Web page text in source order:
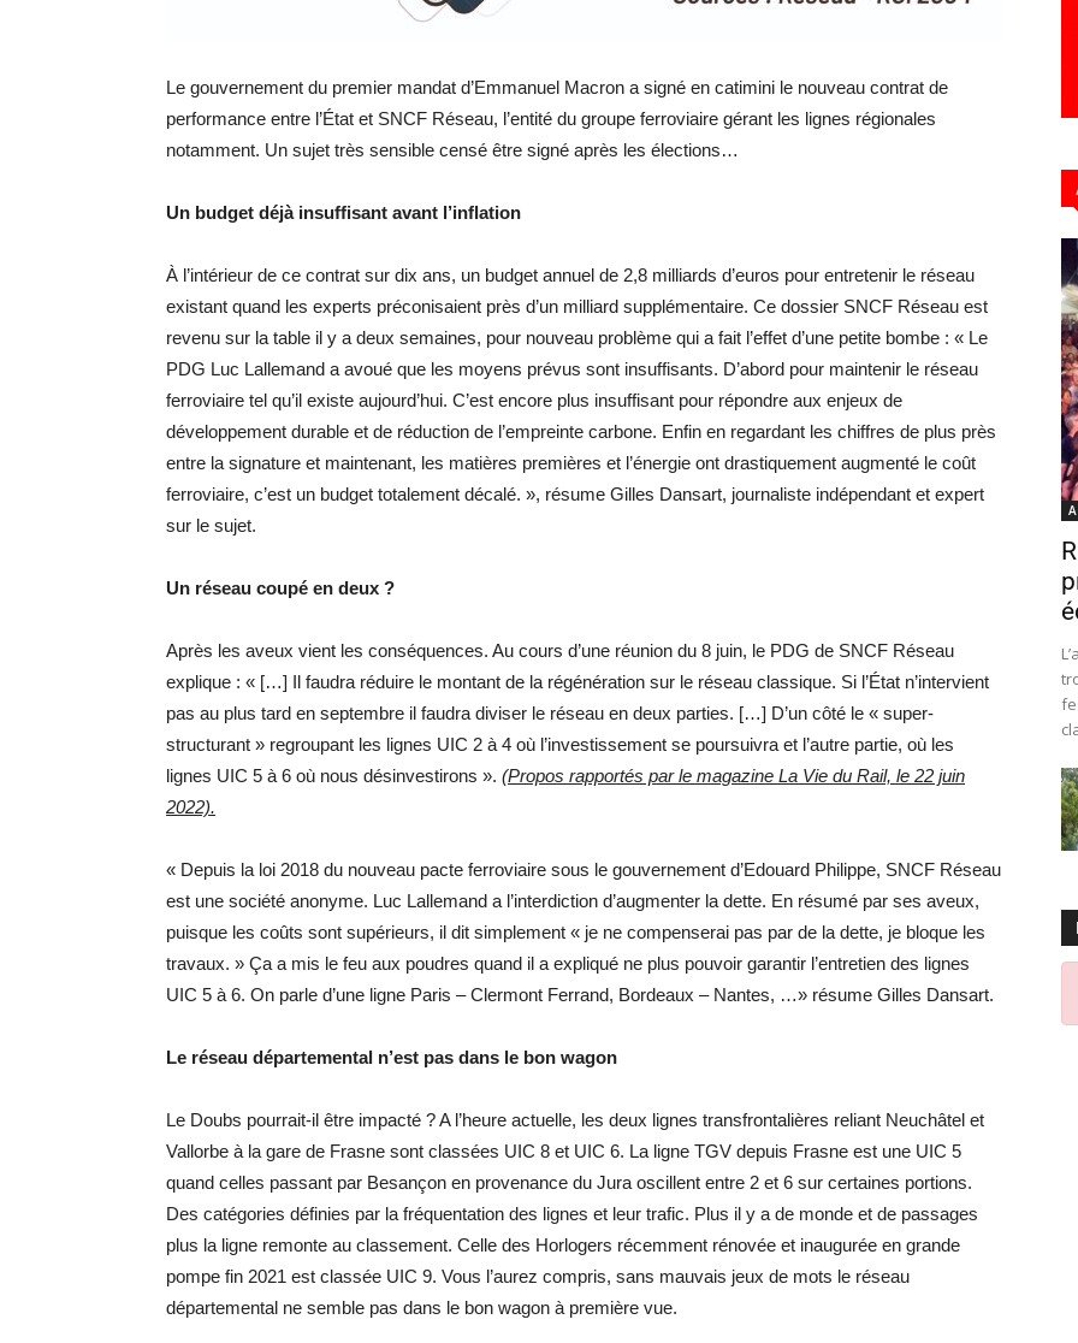
Le gouvernement du premier mandat d’Emmanuel Macron a signé en catimini le nouveau contrat de
performance entre l’État et SNCF Réseau, l’entité du groupe ferroviaire gérant les lignes régionales
notamment. Un sujet très sensible censé être signé après les élections…
Un budget déjà insuffisant avant l’inflation
À l’intérieur de ce contrat sur dix ans, un budget annuel de 2,8 milliards d’euros pour entretenir le réseau
existant quand les experts préconisaient près d’un milliard supplémentaire. Ce dossier SNCF Réseau est
revenu sur la table il y a deux semaines, pour nouveau problème qui a fait l’effet d’une petite bombe : « Le
PDG Luc Lallemand a avoué que les moyens prévus sont insuffisants. D’abord pour maintenir le réseau
ferroviaire tel qu’il existe aujourd’hui. C’est encore plus insuffisant pour répondre aux enjeux de
développement durable et de réduction de l’empreinte carbone. Enfin en regardant les chiffres de plus près
entre la signature et maintenant, les matières premières et l’énergie ont drastiquement augmenté le coût
ferroviaire, c’est un budget totalement décalé. », résume Gilles Dansart, journaliste indépendant et expert
sur le sujet.
Un réseau coupé en deux ?
Après les aveux vient les conséquences. Au cours d’une réunion du 8 juin, le PDG de SNCF Réseau
explique : « […] Il faudra réduire le montant de la régénération sur le réseau classique. Si l’État n’intervient
pas au plus tard en septembre il faudra diviser le réseau en deux parties. […] D’un côté le « super-
structurant » regroupant les lignes UIC 2 à 4 où l’investissement se poursuivra et l’autre partie, où les
lignes UIC 5 à 6 où nous désinvestirons ». (Propos rapportés par le magazine La Vie du Rail, le 22 juin
2022).
« Depuis la loi 2018 du nouveau pacte ferroviaire sous le gouvernement d’Edouard Philippe, SNCF Réseau
est une société anonyme. Luc Lallemand a l’interdiction d’augmenter la dette. En résumé par ses aveux,
puisque les coûts sont supérieurs, il dit simplement « je ne compenserai pas par de la dette, je bloque les
travaux. » Ça a mis le feu aux poudres quand il a expliqué ne plus pouvoir garantir l’entretien des lignes
UIC 5 à 6. On parle d’une ligne Paris – Clermont Ferrand, Bordeaux – Nantes, …» résume Gilles Dansart.
Le réseau départemental n’est pas dans le bon wagon
Le Doubs pourrait-il être impacté ? A l’heure actuelle, les deux lignes transfrontalières reliant Neuchâtel et
Vallorbe à la gare de Frasne sont classées UIC 8 et UIC 6. La ligne TGV depuis Frasne est une UIC 5
quand celles passant par Besançon en provenance du Jura oscillent entre 2 et 6 sur certaines portions.
Des catégories définies par la fréquentation des lignes et leur trafic. Plus il y a de monde et de passages
plus la ligne remonte au classement. Celle des Horlogers récemment rénovée et inaugurée en grande
pompe fin 2021 est classée UIC 9. Vous l’aurez compris, sans mauvais jeux de mots le réseau
départemental ne semble pas dans le bon wagon à première vue.